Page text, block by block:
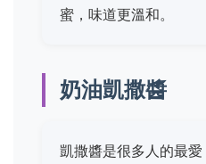
蜜，味道更溫和。
奶油凱撒醬
凱撒醬是很多人的最